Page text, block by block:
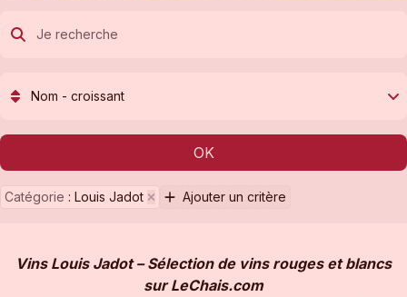
Nom - croissant
OK
Catégorie : Louis Jadot Ajouter un critère
Vins Louis Jadot – Sélection de vins rouges et blancs
sur LeChais.com